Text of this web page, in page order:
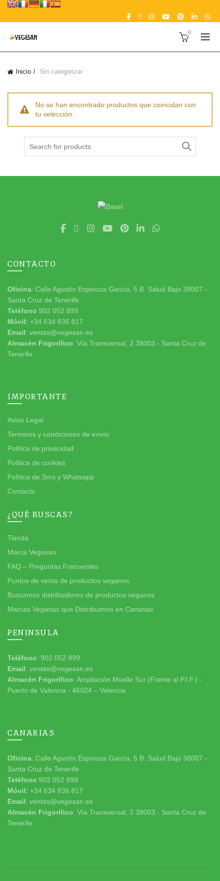
0
Inicio Sin categorizar
No se han encontrado productos que coincidan con
tu selección.
CONTACTO
Oficina: Calle Agustín Espinoza García, 5 B. Salud Bajo 38007 -
Santa Cruz de Tenerife
Teléfono 902 052 899
Móvil: +34 634 836 817
Email: ventas@vegesan.es
Almacén Frigorífico: Vía Transversal, 2 38003 - Santa Cruz de
Tenerife
IMPORTANTE
Aviso Legal
Terminos y condiciones de envío
Política de privacidad
Política de cookies
Política de Sms y Whatsapp
Contacto
¿QUÉ BUSCAS?
Tienda
Marca Vegesan
FAQ – Preguntas Frecuentes
Puntos de venta de productos veganos
Buscamos distribuidores de productos veganos
Marcas Veganas que Distribuimos en Canarias
PENINSULA
Teléfono: 902 052 899
Email: ventas@vegesan.es
Almacén Frigorífico: Ampliación Muelle Sur (Frente al P.I.F.) -
Puerto de Valencia - 46024 – Valencia
CANARIAS
Oficina: Calle Agustín Espinoza García, 5 B. Salud Bajo 38007 -
Santa Cruz de Tenerife
Teléfono 902 052 899
Móvil: +34 634 836 817
Email: ventas@vegesan.es
Almacén Frigorífico: Vía Transversal, 2 38003 - Santa Cruz de
Tenerife